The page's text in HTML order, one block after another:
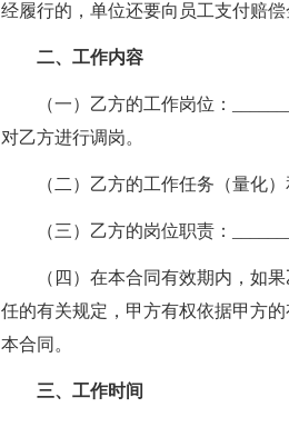
经履行的，单位还要向员工支付赔偿
二、工作内容
（一）乙方的工作岗位：
对乙方进行调岗。
（二）乙方的工作任务（量化
（三）乙方的岗位职责：
（四）在本合同有效期内，如
任的有关规定，甲方有权依据甲方
本合同。
三、工作时间